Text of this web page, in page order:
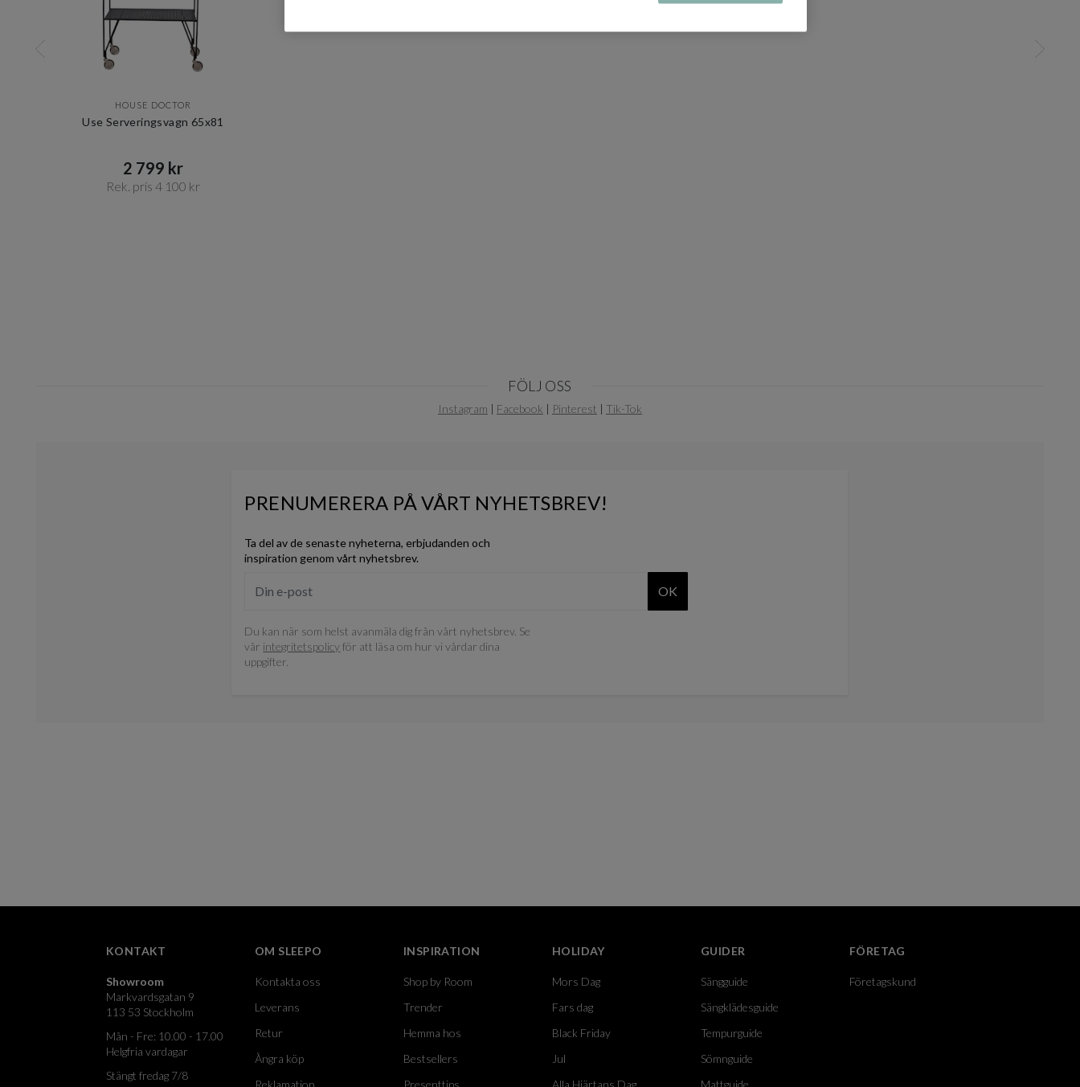
HOUSE DOCTOR
Use Serveringsvagn 65x81
2 799 kr​​
Rek. pris 4 100 kr​​
FÖLJ OSS
Instagram | Facebook | Pinterest | Tik-Tok
PRENUMERERA PÅ VÅRT NYHETSBREV!
Ta del av de senaste nyheterna, erbjudanden och
inspiration genom vårt nyhetsbrev.
OK
Du kan när som helst avanmäla dig från vårt nyhetsbrev. Se
vår integritetspolicyför att läsa om hur vi vårdar dina
uppgifter.
KONTAKT
Showroom
Markvardsgatan 9
113 53 Stockholm
Mån - Fre: 10.00 - 17.00
Helgfria vardagar
Stängt fredag 7/8
OM SLEEPO
Kontakta oss
Leverans
Retur
Ångra köp
Reklamation
INSPIRATION
Shop by Room
Trender
Hemma hos
Bestsellers
Presenttips
HOLIDAY
Mors Dag
Fars dag
Black Friday
Jul
Alla Hjärtans Dag
GUIDER
Sängguide
Sängklädesguide
Tempurguide
Sömnguide
Mattguide
FÖRETAG
Företagskund